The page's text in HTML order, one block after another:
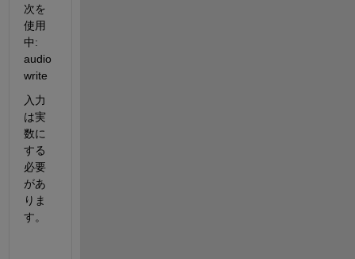
次を
使用
中:
audio
write
入力
は実
数に
する
必要
があ
りま
す。